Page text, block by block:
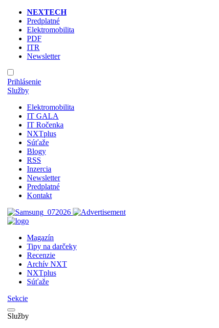
NEXTECH
Predplatné
Elektromobilita
PDF
ITR
Newsletter
Prihlásenie
Služby
Elektromobilita
IT GALA
IT Ročenka
NXTplus
Súťaže
Blogy
RSS
Inzercia
Newsletter
Predplatné
Kontakt
Magazín
Tipy na darčeky
Recenzie
Archív NXT
NXTplus
Súťaže
Sekcie
Služby